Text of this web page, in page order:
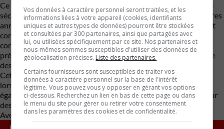
Ce nouveau rappel s’ajoute à une longue liste de campagnes de
sécurité lancées parFord Motor Companyau cours des dernières
années. Bien que l’industrie automobile dans son ensemble soit
confrontée à des rappels réguliers, Ford demeure l’un des
constructeurs les plus actifs en matière de corrections
préventives. Les problèmes concernent autant des logiciels que
des composantes mécaniques ou des équipements de sécurité.
Cette approche permet généralement d’intervenir rapidement
lorsqu’un risque potentiel est identifié, même si elle contribue
également à maintenir le constructeur sous les projecteurs pour
des raisons moins enviables.
Avec des renseignements de Reuters
Vos données à caractère personnel seront traitées, et les
informations liées à votre appareil (cookies, identifiants
uniques et autres types de données) pourront être stockées
et consultées par 300 partenaires, ainsi que partagées avec
lui, ou utilisées spécifiquement par ce site. Nos partenaires et
nous-mêmes sommes susceptibles d'utiliser des données de
géolocalisation précises. Liste des partenaires.
Certains fournisseurs sont susceptibles de traiter vos
données à caractère personnel sur la base de l'intérêt
légitime. Vous pouvez vous y opposer en gérant vos options
ci-dessous. Recherchez un lien en bas de cette page ou dans
le menu du site pour gérer ou retirer votre consentement
dans les paramètres des cookies et de confidentialité.